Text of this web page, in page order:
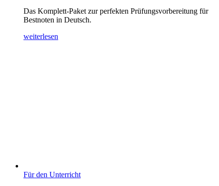
Das Komplett-Paket zur perfekten Prüfungsvorbereitung für
Bestnoten in Deutsch.
weiterlesen
Für den Unterricht